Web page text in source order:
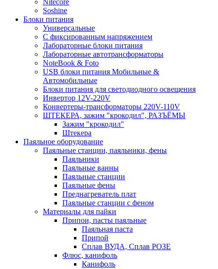
Nitecore
Soshine
Блоки питания
Универсальные
C фиксированным напряжением
Лабораторные блоки питания
Лабораторные автотрансформаторы
NoteBook & Foto
USB блоки питания Мобильные &
Автомобильные
Блоки питания для светодиодного освещения
Инвертор 12V-220V
Конвертеры-трансформаторы 220V-110V
ШТЕКЕРА, зажим "крокодил", РАЗЪЁМЫ
Зажим "крокодил"
Штекера
Паяльное оборудование
Паяльные станции, паяльники, фены
Паяльники
Паяльные ванны
Паяльные станции
Паяльные фены
Преднагреватель плат
Паяльные станции с феном
Материалы для пайки
Припои, пасты паяльные
Паяльная паста
Припой
Сплав ВУДА, Сплав РОЗЕ
Флюс, канифоль
Канифоль